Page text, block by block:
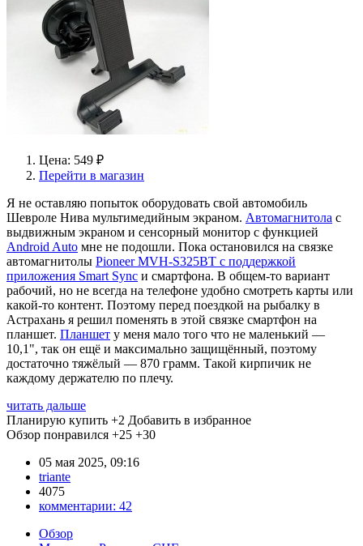
Цена: 549 ₽
Перейти в магазин
Я не оставляю попыток оборудовать свой автомобиль
Шевроле Нива мультимедийным экраном. Автомагнитола с
выдвижным экраном и сенсорный монитор с функцией
Android Auto мне не подошли. Пока остановился на связке
автомагнитолы Pioneer MVH-S325BT с поддержкой
приложения Smart Sync и смартфона. В общем-то вариант
рабочий, но не всегда на телефоне удобно смотреть карты или
какой-то контент. Поэтому перед поездкой на рыбалку в
Астрахань я решил поменять в этой связке смартфон на
планшет. Планшет у меня мало того что не маленький —
10,1", так он ещё и максимально защищённый, поэтому
достаточно тяжёлый — 870 грамм. Такой кирпичик не
каждому держателю по плечу.
читать дальше
Планирую купить +2 Добавить в избранное
Обзор понравился +25 +30
05 мая 2025, 09:16
triante
4075
комментарии: 42
Обзор